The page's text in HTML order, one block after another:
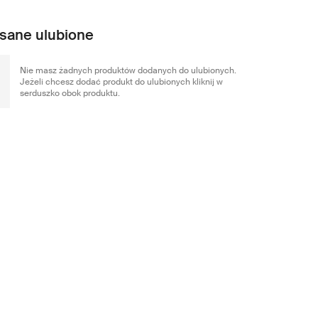
ulubione
Nie masz żadnych produktów dodanych do ulubionych.
Jeżeli chcesz dodać produkt do ulubionych kliknij w
serduszko obok produktu.